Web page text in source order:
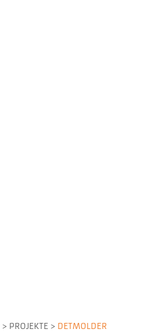
> PROJEKTE > DETMOLDER